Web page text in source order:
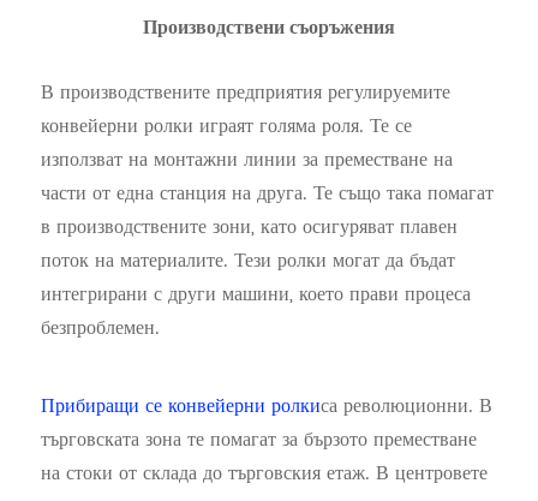
Производствени съоръжения
В производствените предприятия регулируемите
конвейерни ролки играят голяма роля. Те се
използват на монтажни линии за преместване на
части от една станция на друга. Те също така помагат
в производствените зони, като осигуряват плавен
поток на материалите. Тези ролки могат да бъдат
интегрирани с други машини, което прави процеса
безпроблемен.
Прибиращи се конвейерни ролкиса революционни. В
търговската зона те помагат за бързото преместване
на стоки от склада до търговския етаж. В центровете